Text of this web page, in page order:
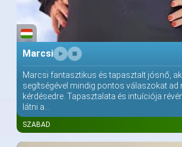
Marcsi
Marcsi fantasztikus és tapasztalt jósnő,
segítségével mindig pontos válaszokat ad
kérdésedre. Tapasztalata és intuíciója
látni a...
SZABAD